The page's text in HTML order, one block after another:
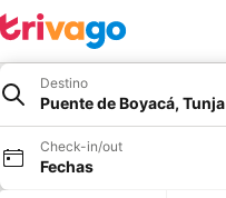
Destino
Puente de Boyacá, Tunja
Check-in/out
Fechas